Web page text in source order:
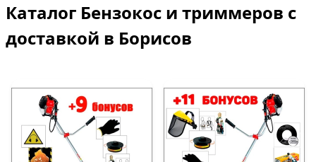
Каталог Бензокос и триммеров с
доставкой в Борисов